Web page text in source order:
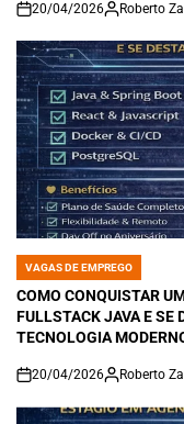
on
20/04/2026 Roberto
POSTED
IN
VAGAS DE EMPREGO
COMO CONQUISTAR
FULLSTACK JAVA E SE
TECNOLOGIA
on
20/04/2026 Roberto